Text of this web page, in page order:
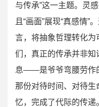
与传承”这一主题。灵
且“画面”展现“真感情”
言，将抽象哲理转化
们，真正的传承并非
息——是爷爷弯腰劳作
那份对待时间、对待
忆，完成了代际的传递